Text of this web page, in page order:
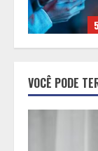
1
VOCÊ PODE